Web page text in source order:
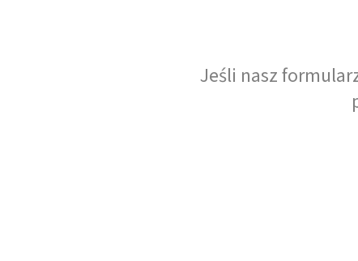
Jeśli nasz